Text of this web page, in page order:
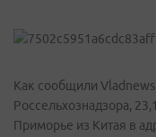
Как сообщили
Россельхознадзора,
Приморье из Китая в